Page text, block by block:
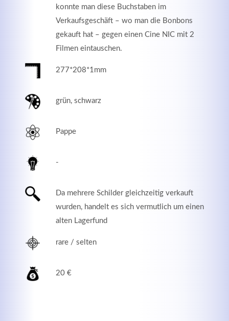
konnte man diese Buchstaben im
Verkaufsgeschäft – wo man die Bonbons
gekauft hat – gegen einen Cine NIC mit 2
Filmen eintauschen.
277*208*1mm
grün, schwarz
Pappe
-
Da mehrere Schilder gleichzeitig verkauft
wurden, handelt es sich vermutlich um einen
alten Lagerfund
rare / selten
20 €
MEHR INFOS
Lorem ipsum dolor sit amet, consectetuer adipiscing
elit. Aenean commodo ligula eget dolor.